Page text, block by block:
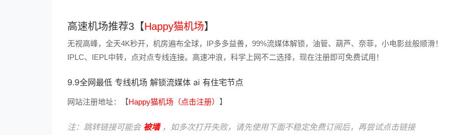
高速机场推荐3【Happy猫机场】
无视高峰，全天4K秒开，机房遍布全球，IP多多益善，99%流媒体解锁，油管、葫芦、奈菲，小电影丝般顺滑！
IPLC、IEPL中转，点对点专线连接。高速冲浪，科学上网不二选择，现在注册即可免费试用！
9.9全网最低 专线机场 解锁流媒体 ai 有住宅节点
网站注册地址：【Happy猫机场（点击注册） 】
注：跳转链接可能会 被墙，如多次打开失败，请先使用下面不稳定免费订阅后，再尝试点击链接